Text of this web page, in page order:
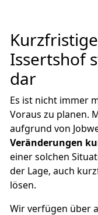
Issertshof
dar
Es ist nicht immer
Voraus zu planen.
aufgrund von
Veränderungen
einer solchen
der Lage, auch
lösen.
Wir verfügen über